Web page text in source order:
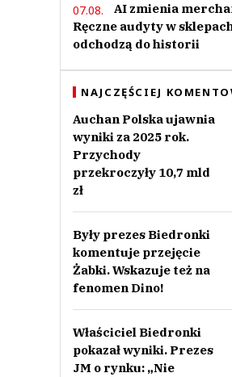
07.08.
AI zmienia
Ręczne audyty w
odchodzą do historii
NAJCZĘŚCIEJ
Auchan Polska ujawnia
wyniki za 2025 rok.
Przychody
przekroczyły 10,7 mld
zł
Były prezes Biedronki
komentuje przejęcie
Żabki. Wskazuje też na
fenomen Dino!
Właściciel Biedronki
pokazał wyniki. Prezes
JM o rynku: „Nie